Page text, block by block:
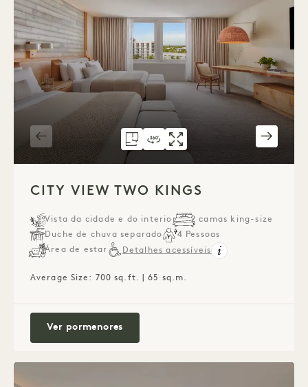
PLANTA 1268 CITY VIEW TWO
VISITA VIRTUAL 360° 1268
GALERIA 1268 CITY VIEW
CITY VIEW TWO KINGS
Vista da cidade e do interior
2 camas king-size
Duche de chuva separado
4 Pessoas
Área de estar
Detalhes acessíveis
Average Size: 700 sq.ft. | 65 sq.m.
Ver pormenoresCity View Two Kings